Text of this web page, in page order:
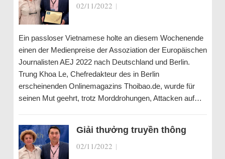
02/11/2022 |
Ein passloser Vietnamese holte an diesem Wochenende
einen der Medienpreise der Assoziation der Europäischen
Journalisten AEJ 2022 nach Deutschland und Berlin.
Trung Khoa Le, Chefredakteur des in Berlin
erscheinenden Onlinemagazins Thoibao.de, wurde für
seinen Mut geehrt, trotz Morddrohungen, Attacken auf…
Giải thưởng truyền thông
02/11/2022 |